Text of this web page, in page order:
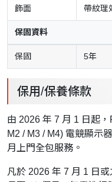
飾面 帶紋理
保固資料
保固 5年
保用/保養條款
由 2026 年 7 月 1 日起
M2 / M3 / M4) 電競顯示
月上門全包服務。
凡於 2026 年 7 月 1 日